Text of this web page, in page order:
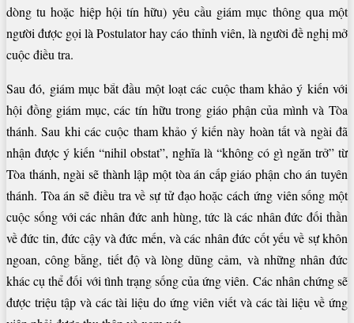
dòng tu hoặc hiệp hội tín hữu) yêu cầu giám mục thông qua một
người được gọi là Postulator hay cáo thỉnh viên, là người đề nghị mở
cuộc điều tra.
Sau đó, giám mục bắt đầu một loạt các cuộc tham khảo ý kiến với
hội đồng giám mục, các tín hữu trong giáo phận của mình và Tòa
thánh. Sau khi các cuộc tham khảo ý kiến này hoàn tất và ngài đã
nhận được ý kiến “nihil obstat”, nghĩa là “không có gì ngăn trở” từ
Tòa thánh, ngài sẽ thành lập một tòa án cấp giáo phận cho án tuyên
thánh. Tòa án sẽ điều tra về sự tử đạo hoặc cách ứng viên sống một
cuộc sống với các nhân đức anh hùng, tức là các nhân đức đối thần
về đức tin, đức cậy và đức mến, và các nhân đức cốt yếu về sự khôn
ngoan, công bằng, tiết độ và lòng dũng cảm, và những nhân đức
khác cụ thể đối với tình trạng sống của ứng viên. Các nhân chứng sẽ
được triệu tập và các tài liệu do ứng viên viết và các tài liệu về ứng